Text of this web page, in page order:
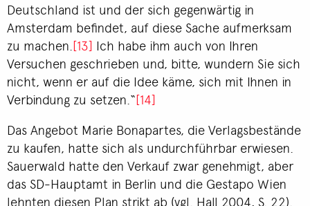
Deutschland ist und der sich gegenwärtig in
Amsterdam befindet, auf diese Sache aufmerksam
zu machen. [13] Ich habe ihm auch von Ihren
Versuchen geschrieben und, bitte, wundern Sie sich
nicht, wenn er auf die Idee käme, sich mit Ihnen in
Verbindung zu setzen.“[14]
Das Angebot Marie Bonapartes, die Verlagsbestände
zu kaufen, hatte sich als undurchführbar erwiesen.
Sauerwald hatte den Verkauf zwar genehmigt, aber
das SD-Hauptamt in Berlin und die Gestapo Wien
lehnten diesen Plan strikt ab (vgl. Hall 2004, S. 22).